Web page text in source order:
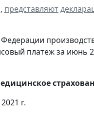
представляют
платеж за июнь
г.